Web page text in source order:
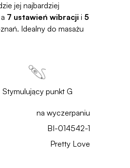
jej najbardziej
7 ustawień wibracji i 5
Idealny do masażu
Stymulujący punkt G
na wyczerpaniu
BI-014542-1
Pretty Love